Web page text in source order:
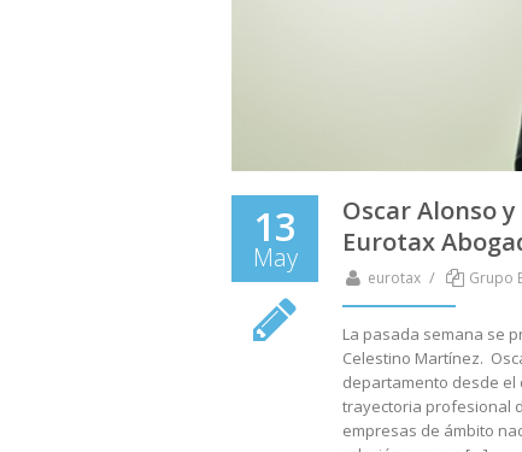
13
May
Oscar Alonso
Eurotax
eurotax / Grupo
La pasada semana se
Celestino Martínez.
departamento desde el
trayectoria profesional
empresas de ámbito